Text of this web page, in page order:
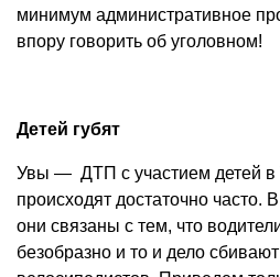
минимум административное
впору говорить об уголовном!
Детей губят
Увы — ДТП с участием детей в
происходят достаточно часто.
они связаны с тем, что
безобразно и то и дело